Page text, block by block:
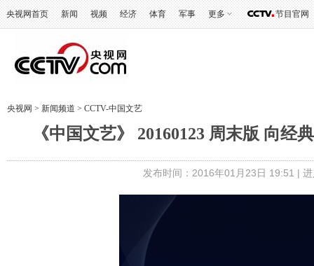
央视网首页 新闻 视频 经济 体育 军事 更多 节目官网
央视网 > 新闻频道 > CCTV-中国文艺
《中国文艺》 20160123 周末版 向
发布时间：2016年01月23日 19:51 |